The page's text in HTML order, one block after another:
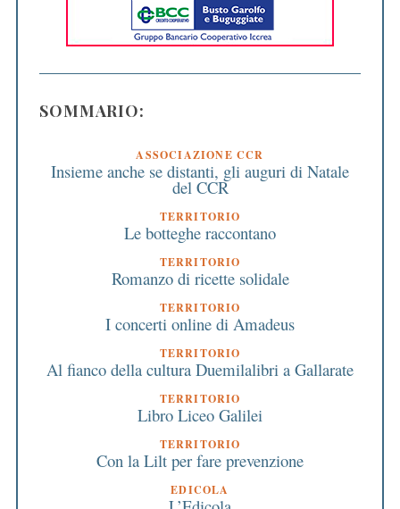
SOMMARIO:
ASSOCIAZIONE CCR
Insieme anche se distanti, gli auguri di Natale
del CCR
TERRITORIO
Le botteghe raccontano
TERRITORIO
Romanzo di ricette solidale
TERRITORIO
I concerti online di Amadeus
TERRITORIO
Al fianco della cultura Duemilalibri a Gallarate
TERRITORIO
Libro Liceo Galilei
TERRITORIO
Con la Lilt per fare prevenzione
EDICOLA